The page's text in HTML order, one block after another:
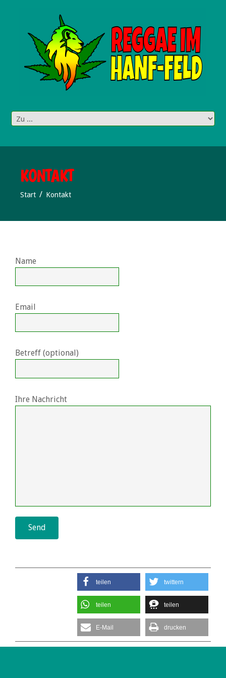
KONTAKT
Start Kontakt
Name
Email
Betreff (optional)
Ihre Nachricht
teilen twittern
teilen teilen
E-Mail drucken